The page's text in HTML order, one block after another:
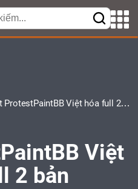
ProtestPaintBB Việt hóa full 2
Việt
2 bản